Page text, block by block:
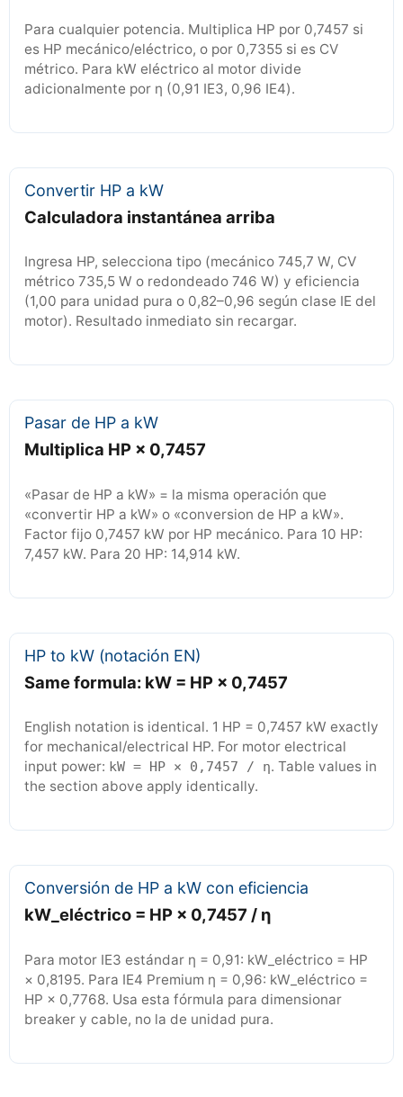
Para cualquier potencia. Multiplica HP por 0,7457 si
es HP mecánico/eléctrico, o por 0,7355 si es CV
métrico. Para kW eléctrico al motor divide
adicionalmente por η (0,91 IE3, 0,96 IE4).
Convertir HP a kW
Calculadora instantánea arriba
Ingresa HP, selecciona tipo (mecánico 745,7 W, CV
métrico 735,5 W o redondeado 746 W) y eficiencia
(1,00 para unidad pura o 0,82–0,96 según clase IE del
motor). Resultado inmediato sin recargar.
Pasar de HP a kW
Multiplica HP × 0,7457
«Pasar de HP a kW» = la misma operación que
«convertir HP a kW» o «conversion de HP a kW».
Factor fijo 0,7457 kW por HP mecánico. Para 10 HP:
7,457 kW. Para 20 HP: 14,914 kW.
HP to kW (notación EN)
Same formula: kW = HP × 0,7457
English notation is identical. 1 HP = 0,7457 kW exactly
for mechanical/electrical HP. For motor electrical
input power: kW = HP × 0,7457 / η. Table values in
the section above apply identically.
Conversión de HP a kW con eficiencia
kW_eléctrico = HP × 0,7457 / η
Para motor IE3 estándar η = 0,91: kW_eléctrico = HP
× 0,8195. Para IE4 Premium η = 0,96: kW_eléctrico =
HP × 0,7768. Usa esta fórmula para dimensionar
breaker y cable, no la de unidad pura.